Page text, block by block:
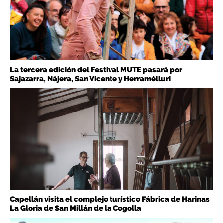
La tercera edición del Festival MUTE pasará por
Sajazarra, Nájera, San Vicente y Herramélluri
Capellán visita el complejo turístico Fábrica de Harinas
La Gloria de San Millán de la Cogolla